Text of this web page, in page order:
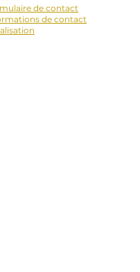
de contact
de contact